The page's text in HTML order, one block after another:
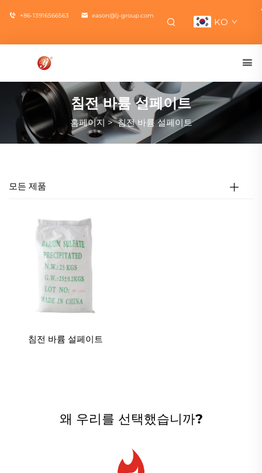
+86-13916566563 eason@lj-group.com
KO
침전 바륨 설페이트
홈페이지 >침전 바륨 설페이트
모든 제품
침전 바륨 설페이트
왜 우리를 선택했습니까?